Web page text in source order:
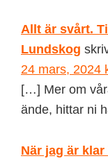
Allt är svårt.
Lundskog
24 mars, 2024
[…] Mer om
ände, hittar ni
När jag är